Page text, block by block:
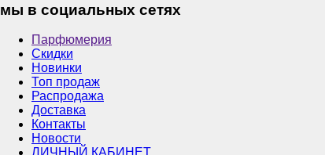
мы в социальных сетях
Парфюмерия
Скидки
Новинки
Топ продаж
Распродажа
Доставка
Контакты
Новости